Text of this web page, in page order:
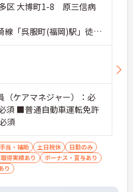
区 大博町1-8 原三信病
線「呉服町(福岡)駅」徒歩
ケアマネジャー）：必
須 ■普通自動車運転免許
須
当・補助 土日祝休
日勤のみ
得実績あり
ボーナス・賞与あり
り